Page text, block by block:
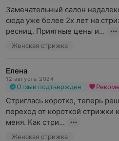
«Да-студия» — это
обладают многолетним
поистине любят свое
неоднократными призерами
Используя
средства, собственный
стиля, им удается
индивидуальность каждого
самые смелые задумки.
Преимущества
Замечательный салон
сюда уже более 2х лет на
ресниц. Приятные цены и...
Женская стрижка
Елена
12 августа 2024
Отзыв подтвержден
Стриглась коротко, теперь
переход от короткой стрижки
меня. Как стри...
Женская стрижка